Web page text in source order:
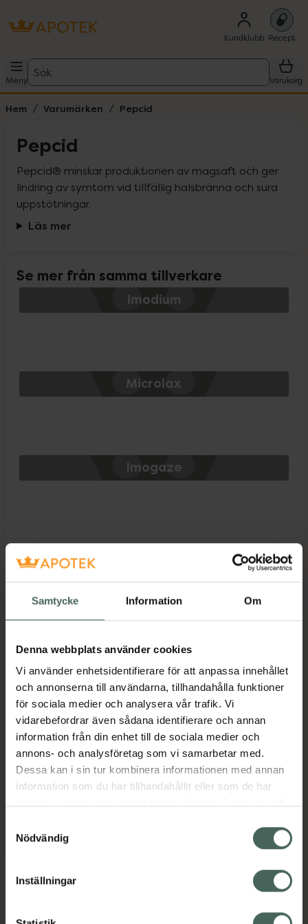
Samtycke Information Om
Denna webbplats använder cookies
Vi använder enhetsidentifierare för att anpassa innehållet
och annonserna till användarna, tillhandahålla funktioner
för sociala medier och analysera vår trafik. Vi
vidarebefordrar även sådana identifierare och annan
information från din enhet till de sociala medier och
annons- och analysföretag som vi samarbetar med.
Dessa kan i sin tur kombinera informationen med annan
information som du har tillhandahållit eller som de har
återkalla ditt samtycke via webbplatsens
cookieinställningar. Ett återkallat samtycke påverkar inte
lagligheten av behandling som skett innan återkallelsen.
Nödvändig
Inställningar
Kundklubb Recept
Meny
Sök
Varukorg
Hem Varumärken Pepcid
Pepcid
Pepcid® minskar produktionen av magsaft och ger
lindring av symtom vid tillfällig halsbränna och sura
uppstötningar.
Läs mer
Se mer från samma tillverkare
Imodium
Microlax
Imogaze
Visar 1 produkt
Filter
Pepcid 10 mg
Famotidin, Tablett, 24
styck
Läkemedel
Pris online
129 kr
Köp
Kronans Apotek finns här för dig. Du hittar oss från Skåne i